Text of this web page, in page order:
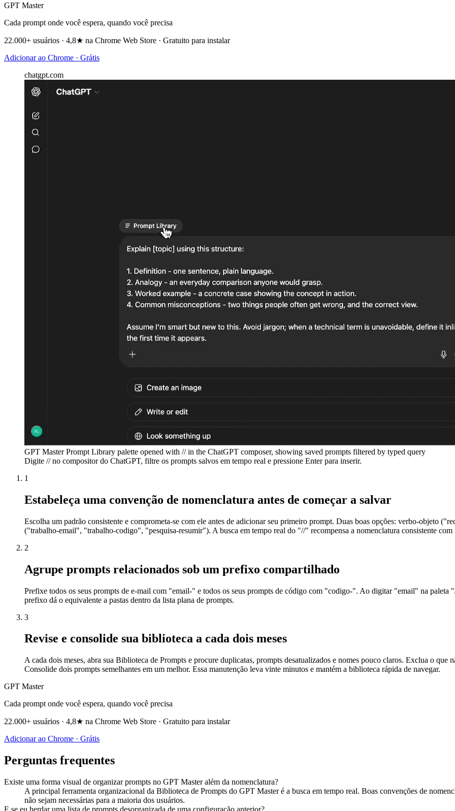
GPT Master
Cada prompt onde você espera, quando você precisa
22.000+ usuários · 4,8★ na Chrome Web Store · Gratuito para instalar
Adicionar ao Chrome · Grátis
chatgpt.com
GPT Master Prompt Library palette opened with // in the ChatGPT composer, showing saved prompts filtered by typed query
Digite // no compositor do ChatGPT, filtre os prompts salvos em tempo real e pressione Enter para inserir.
1
Estabeleça uma convenção de nomenclatura antes de começar a salvar
Escolha um padrão consistente e comprometa-se com ele antes de adicionar seu primeiro prompt. Duas boas opções: verbo-objeto
("trabalho-email", "trabalho-codigo", "pesquisa-resumir"). A busca em tempo real do "//" recompensa a nomenclatura consistente com
2
Agrupe prompts relacionados sob um prefixo compartilhado
Prefixe todos os seus prompts de e-mail com "email-" e todos os seus prompts de código com "codigo-". Ao digitar "email" na paleta
prefixo dá o equivalente a pastas dentro da lista plana de prompts.
3
Revise e consolide sua biblioteca a cada dois meses
A cada dois meses, abra sua Biblioteca de Prompts e procure duplicatas, prompts desatualizados e nomes pouco claros. Exclua o que
Consolide dois prompts semelhantes em um melhor. Essa manutenção leva vinte minutos e mantém a biblioteca rápida de navegar.
GPT Master
Cada prompt onde você espera, quando você precisa
22.000+ usuários · 4,8★ na Chrome Web Store · Gratuito para instalar
Adicionar ao Chrome · Grátis
Perguntas frequentes
Existe uma forma visual de organizar prompts no GPT Master além da nomenclatura?
A principal ferramenta organizacional da Biblioteca de Prompts do GPT Master é a busca em tempo real. Boas convenções de
não sejam necessárias para a maioria dos usuários.